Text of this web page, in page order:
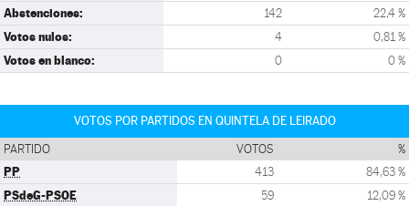
Abstenciones: 142 22,4 %
Votos nulos: 4 0,81 %
Votos en blanco: 0 0 %
VOTOS POR PARTIDOS EN QUINTELA DE LEIRADO
PARTIDO VOTOS %
PP 413 84,63 %
PSdeG-PSOE 59 12,09 %